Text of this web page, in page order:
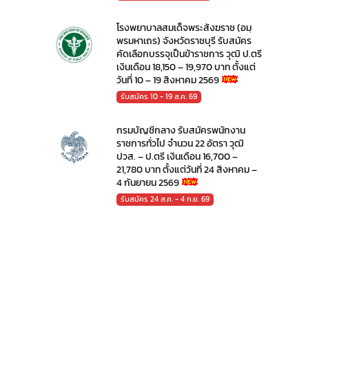
โรงพยาบาลสมเด็จพระสังฆราช (อมฺ
พรมหาเถร) จังหวัดราชบุรี รับสมัคร
คัดเลือกบรรจุเป็นข้าราชการ วุฒิ ป.ตรี
เงินเดือน 18,150 – 19,970 บาท ตั้งแต่
วันที่ 10 – 19 สิงหาคม 2569
รับสมัคร 10 - 19 ส.ค. 69
กรมบัญชีกลาง รับสมัครพนักงาน
ราชการทั่วไป จำนวน 22 อัตรา วุฒิ
ปวส. – ป.ตรี เงินเดือน 16,700 –
21,780 บาท ตั้งแต่วันที่ 24 สิงหาคม –
4 กันยายน 2569
รับสมัคร 24 ส.ค. - 4 ก.ย. 69